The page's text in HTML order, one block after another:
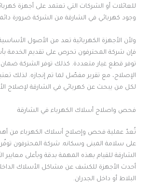
للعائلات أو الشركات التي تعتمد على أجهزة
وجود كهربائي في الشارقة من الشركة ضرورة
ولأن الأجهزة الكهربائية تعد من الأصول
فإن شركة المحترفون تحرص على تقديم الخدمة
توفر قطع غيار متعددة. كذلك توفر الشركة
الإصلاح، مع تقرير مفصّل لما تم إنجازه. لذلك
لكل من يبحث عن كهربائي في الشارقة لإصلاح
فحص واصلاح أسلاك الكهرباء في الشارقة
تُعدّ عملية فحص وإصلاح أسلاك الكهرباء من
على سلامة المبنى وسكانه. شركة المحترفون
الشارقة للقيام بهذه المهمة بدقة وبأعلى معايير
أحدث الأجهزة للكشف عن مشاكل الأسلاك
البلاط أو داخل الجدران.